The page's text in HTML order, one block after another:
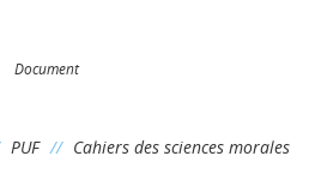
Document
PUF // Cahiers des sciences morales